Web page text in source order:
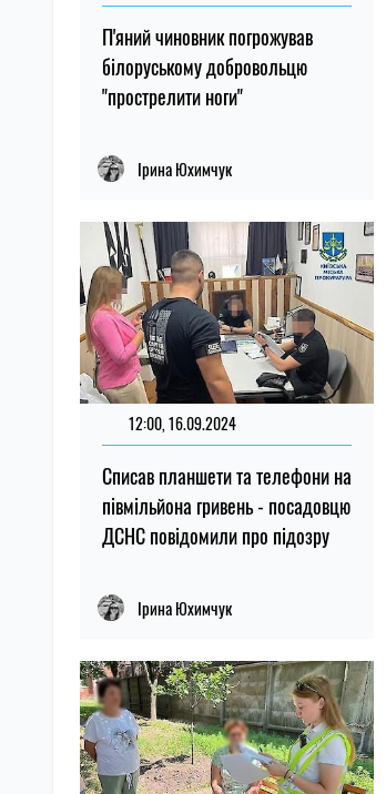
П'яний чиновник погрожував
білоруському добровольцю
"прострелити ноги"
Ірина Юхимчук
12:00, 16.09.2024
Списав планшети та телефони на
півмільйона гривень - посадовцю
ДСНС повідомили про підозру
Ірина Юхимчук